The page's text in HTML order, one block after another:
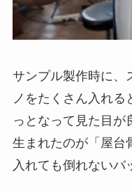
サンプル製作時に、
ノをたくさん入れる
っとなって見た目が
生まれたのが「屋台
入れても倒れないバ